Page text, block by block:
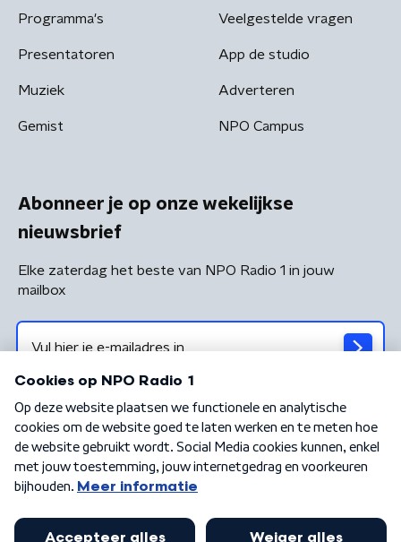
Programma's
Presentatoren
Muziek
Gemist
Veelgestelde vragen
App de studio
Adverteren
NPO Campus
Abonneer je op onze wekelijkse
nieuwsbrief
Elke zaterdag het beste van NPO Radio 1 in jouw
mailbox
Algemene voorwaarden